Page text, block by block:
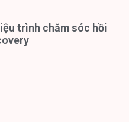
trình chăm sóc hồi